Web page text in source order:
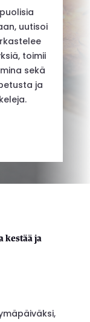
uutisoi
toimii
sekä
ja
kestää ja